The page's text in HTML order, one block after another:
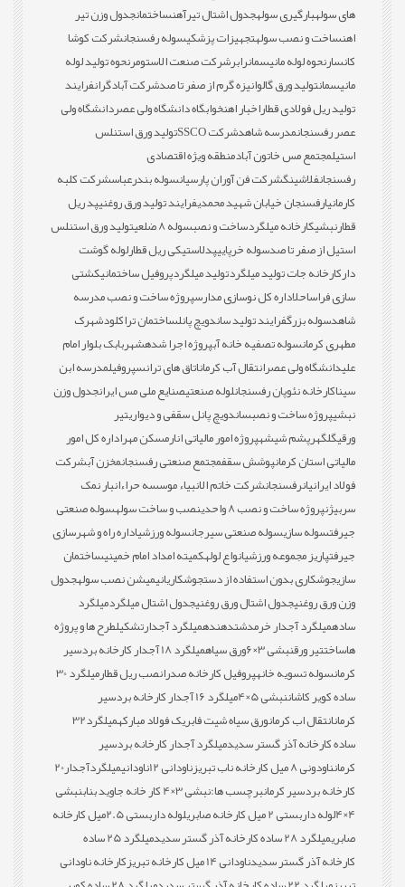
های سولهبارگیری سولهجدول اشتال تیرآهنساختمانجدول وزن تیر
اهنساخت و نصب سولهتجهیزات پزشکیسوله رفسنجانشرکت کوشا
کانسارنحوه لوله مانیسمانرابرشرکت صنعت الاستومرنحوه تولید لوله
مانیسمانتولید ورق گالوانیزه گرم از صفر تا صدشرکت آبادگرانفرایند
تولید ریل فولادی قطاراخبار اهنخوابگاه دانشگاه ولی عصردانشگاه ولی
عصر رفسنجانمدرسه شاهدشرکت SSCO
تولید ورق استنلس
استیلمجتمع مس خاتون آبادمنطقه ویژه اقتصادی
رفسنجانفلاشینگشرکت فن آوران پارسیانسوله بندرعباسشرکت کلبه
کارمانیارفسنجان خیابان شهید محمدیفرایند تولید ورق روغنیپد ریل
قطارنبشیکارخانه میلگردساخت و نصبسوله 8 ضلعی
تولید ورق استنلس
استیل از صفر تا صدسوله خرپاییپدلاستیکی ریل قطارلوله گوشت
دارکارخانه جات تولید میلگردتولید میلگردپروفیل ساختمانیکشتی
سازی فراساحلاداره کل نوسازی مدارسپروژه ساخت و نصب مدرسه
شاهدسوله بزرگفرایند تولید ساندویچ پانلساختمان تراکلودشهرک
مطهری کرمانسوله تصفیه خانه آبپروژه اجرا شدهشهربابک بلوار امام
علیدانشگاه ولی عصرانتقال آب کرماناتاق های ترانسپروفیلمدرسه ابن
سیناکارخانه نئوپان رفسنجانلوله صنعتیصنایع ملی مس ایرانجدول وزن
نبشیپروژه ساخت و نصبساندویچ پانل سقفی و دیواریتیر
ورقیگلگهرپشم شیشهپروژه امور مالیاتی انارمسکن مهراداره کل امور
مالیاتی استان کرمانپوشش سقفمجتمع صنعتی رفسنجانمخزن آبشرکت
فولاد ایرانیانرفسنجانشرکت خاتم الانبیاء موسسه حراءانبار نمک
سربیژنپروژه ساخت و نصب 8 واحدی نصب و ساخت سولهسوله صنعتی
جیرفتسوله سازیسوله صنعتی سیرجانسوله ورزشیاداره راه و شهرسازی
جیرفتپاریز مجموعه ورزشیانواع لولهکمیته امداد امام خمینیساختمان
سازیجوشکاری بدون استفاده از دستجوشکاریانیمیشن نصب سولهجدول
وزن ورق روغنیجدول اشتال ورق روغنیجدول اشتال میلگردمیلگرد
سادهمیلگرد آجدار خرمدشتدهندهمیلگرد آجدارتشکیلطرح ها و پروژه
هاساختتیر ورقنبشی 3×6 ورق سیاه
میلگرد 18 آجدار کارخانه بردسیر
کرمانسوله تسویه خانهپروفیل کارخانه صدرانصب ریل قطار
میلگرد 30
ساده کویر کاشاننبشی 5×4
میلگرد 16 آجدار کارخانه بردسیر
کرمانانتقال اب کرمانورق سیاه شیت فابریک فولاد مبارکه
میلگرد32
ساده کارخانه آذر گستر سدیدمیلگرد آجدار کارخانه بردسیر
کرمانناودونی 8 میل کارخانه ناب تبریز ناودانی 12 ناودانی
میلگردآجدار20
کارخانه بردسیر کرمانبرچسب ها:نبشی 3×4 کار خانه جاوید بناب
نبشی
4×4 لوله داربستی 2 میل کارخانه صابری
لوله داربستی 2.5میل کارخانه
صابریمیلگرد 28 ساده کارخانه آذر گستر سدید
میلگرد 25 ساده
کارخانه آذر گستر سدیدناودانی 14 میل کارخانه تبریز
کارخانه ناودانی